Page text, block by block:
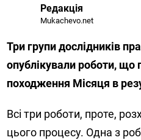
Редакція
Mukachevo.net
Три групи дослідників
опублікували роботи, що
походження Місяця в
Всі три роботи, проте,
цього процесу. Одна з